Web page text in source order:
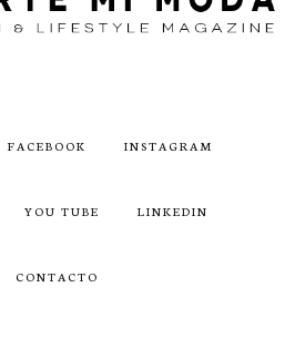
FACEBOOK INSTAGRAM
YOU TUBE LINKEDIN
CONTACTO